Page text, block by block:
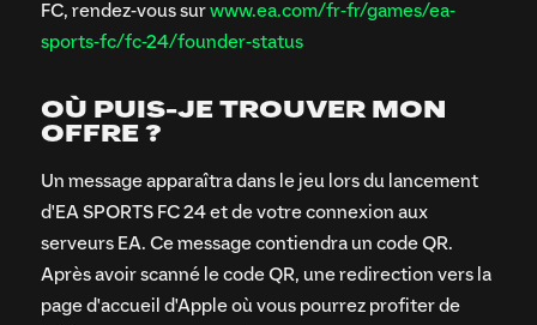
FC, rendez-vous surwww.ea.com/fr-fr/games/ea-
sports-fc/fc-24/founder-status
OÙ PUIS-JE TROUVER MON
OFFRE ?
Un message apparaîtra dans le jeu lors du lancement
d'EA SPORTS FC 24 et de votre connexion aux
serveurs EA. Ce message contiendra un code QR.
Après avoir scanné le code QR, une redirection vers la
page d'accueil d'Apple où vous pourrez profiter de